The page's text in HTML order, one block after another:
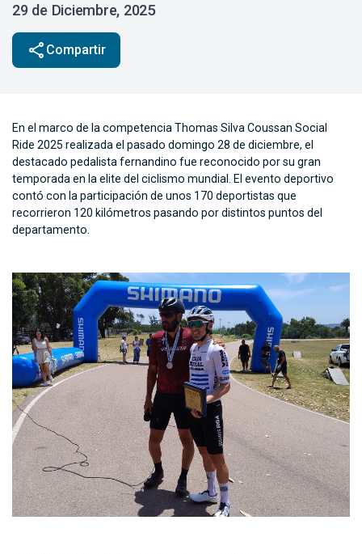
29 de Diciembre, 2025
share Compartir
En el marco de la competencia Thomas Silva Coussan Social
Ride 2025 realizada el pasado domingo 28 de diciembre, el
destacado pedalista fernandino fue reconocido por su gran
temporada en la elite del ciclismo mundial. El evento deportivo
contó con la participación de unos 170 deportistas que
recorrieron 120 kilómetros pasando por distintos puntos del
departamento.